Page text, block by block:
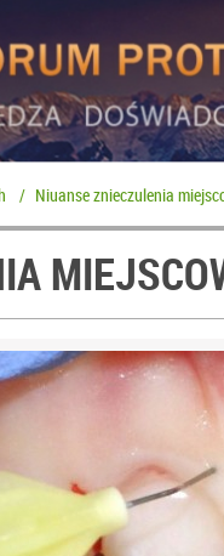
/ Niuanse znieczulenia